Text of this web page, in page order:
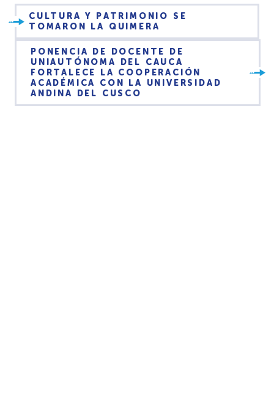
CULTURA Y PATRIMONIO SE
TOMARON LA QUIMERA
PONENCIA DE DOCENTE DE
UNIAUTÓNOMA DEL CAUCA
FORTALECE LA COOPERACIÓN
ACADÉMICA CON LA UNIVERSIDAD
ANDINA DEL CUSCO